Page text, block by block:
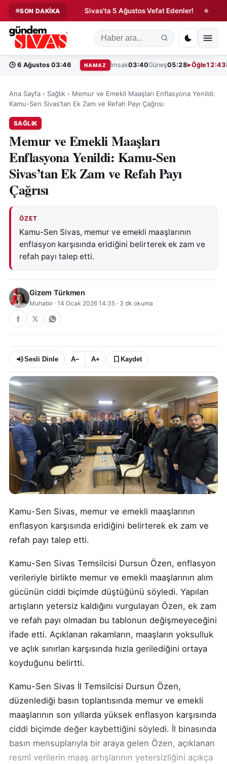
SON DAKİKA
Hareketliliği! ◆ Sivas'ta 5 Ağustos Vefat Edenler! ◆ Tarım
🕒 6 Ağustos 03:46 NAMAZ İmsak03:40Güneş05:28 Öğle12:43
Ana Sayfa › Sağlık › Memur ve Emekli Maaşları Enflasyona Yenildi:
Kamu-Sen Sivas’tan Ek Zam ve Refah Payı Çağrısı
SAĞLIK
Memur ve Emekli Maaşları
Enflasyona Yenildi: Kamu-Sen
Sivas’tan Ek Zam ve Refah Payı
Çağrısı
ÖZET
Kamu-Sen Sivas, memur ve emekli maaşlarının
enflasyon karşısında eridiğini belirterek ek zam ve
refah payı talep etti.
Gizem Türkmen
Muhabir · 14 Ocak 2026 14:35 · 3 dk okuma
Sesli Dinle A− A+ Kaydet
Kamu-Sen Sivas, memur ve emekli maaşlarının
enflasyon karşısında eridiğini belirterek ek zam ve
refah payı talep etti.
Kamu-Sen Sivas Temsilcisi Dursun Özen, enflasyon
verileriyle birlikte memur ve emekli maaşlarının alım
gücünün ciddi biçimde düştüğünü söyledi. Yapılan
artışların yetersiz kaldığını vurgulayan Özen, ek zam
ve refah payı olmadan bu tablonun değişmeyeceğini
ifade etti. Açıklanan rakamların, maaşların yoksulluk
ve açlık sınırları karşısında hızla gerilediğini ortaya
koyduğunu belirtti.
Kamu-Sen Sivas İl Temsilcisi Dursun Özen,
düzenlediği basın toplantısında memur ve emekli
maaşlarının son yıllarda yüksek enflasyon karşısında
ciddi biçimde değer kaybettiğini söyledi. İl binasında
basın mensuplarıyla bir araya gelen Özen, açıklanan
resmî verilerin maaş artışlarının yetersizliğini açıkça